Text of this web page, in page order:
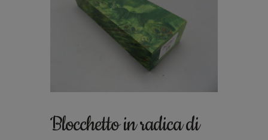
Blocchetto in radica di